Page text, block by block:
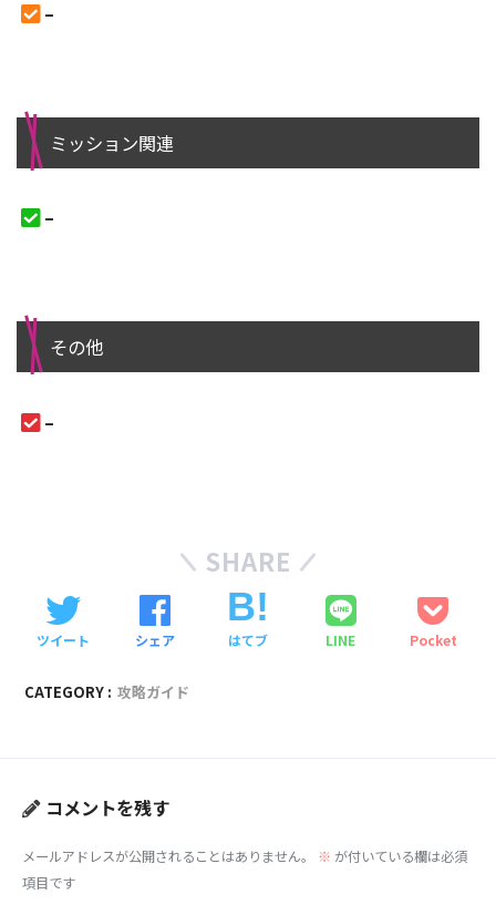
–
ミッション関連
–
その他
–
SHARE
ツイート シェア はてブ LINE Pocket
CATEGORY : 攻略ガイド
コメントを残す
メールアドレスが公開されることはありません。 ※ が付いている欄は必須
項目です